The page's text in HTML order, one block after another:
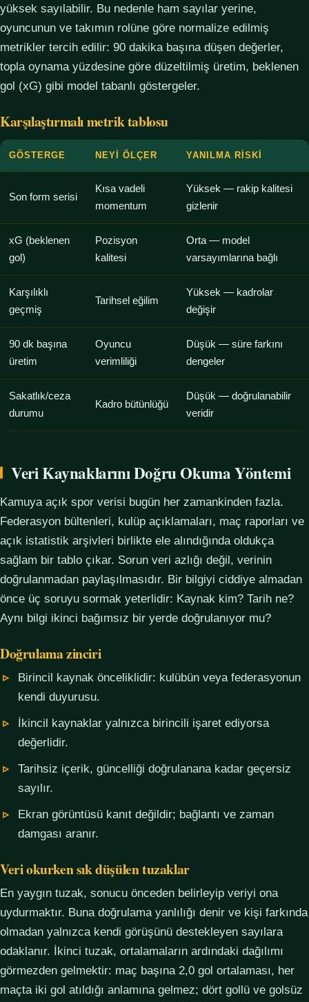
yüksek sayılabilir. Bu nedenle ham sayılar yerine,
oyuncunun ve takımın rolüne göre normalize edilmiş
metrikler tercih edilir: 90 dakika başına düşen değerler,
topla oynama yüzdesine göre düzeltilmiş üretim, beklenen
gol (xG) gibi model tabanlı göstergeler.
Karşılaştırmalı metrik tablosu
GÖSTERGE NEYI ÖLÇER YANILMA RISKI
Son form serisi
Kısa vadeli
momentum
Yüksek — rakip kalitesi
gizlenir
xG (beklenen
gol)
Pozisyon
kalitesi
Orta — model
varsayımlarına bağlı
Karşılıklı
geçmiş
Tarihsel eğilim
Yüksek — kadrolar
değişir
90 dk başına
üretim
Oyuncu
verimliliği
Düşük — süre farkını
dengeler
Sakatlık/ceza
durumu
Kadro bütünlüğü
Düşük — doğrulanabilir
veridir
Veri Kaynaklarını Doğru Okuma Yöntemi
Kamuya açık spor verisi bugün her zamankinden fazla.
Federasyon bültenleri, kulüp açıklamaları, maç raporları ve
açık istatistik arşivleri birlikte ele alındığında oldukça
sağlam bir tablo çıkar. Sorun veri azlığı değil, verinin
doğrulanmadan paylaşılmasıdır. Bir bilgiyi ciddiye almadan
önce üç soruyu sormak yeterlidir: Kaynak kim? Tarih ne?
Aynı bilgi ikinci bağımsız bir yerde doğrulanıyor mu?
Doğrulama zinciri
Birincil kaynak önceliklidir: kulübün veya federasyonun
kendi duyurusu.
İkincil kaynaklar yalnızca birincili işaret ediyorsa
değerlidir.
Tarihsiz içerik, güncelliği doğrulanana kadar geçersiz
sayılır.
Ekran görüntüsü kanıt değildir; bağlantı ve zaman
damgası aranır.
Veri okurken sık düşülen tuzaklar
En yaygın tuzak, sonucu önceden belirleyip veriyi ona
uydurmaktır. Buna doğrulama yanlılığı denir ve kişi farkında
olmadan yalnızca kendi görüşünü destekleyen sayılara
odaklanır. İkinci tuzak, ortalamaların ardındaki dağılımı
görmezden gelmektir: maç başına 2,0 gol ortalaması, her
maçta iki gol atıldığı anlamına gelmez; dört gollü ve golsüz